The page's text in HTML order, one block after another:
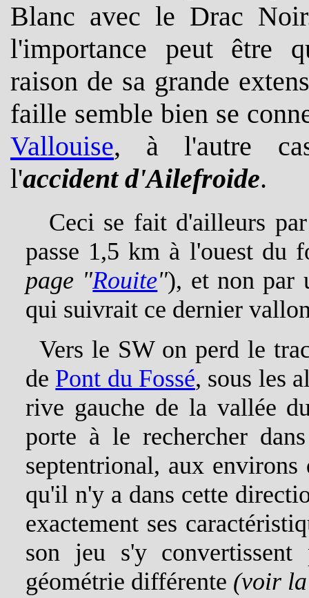
Blanc avec le Drac
l'importance peut être
raison de sa grande
faille semble bien se
Vallouise, à l'autre
l'accident d'Ailefroide.
Ceci se fait d'ailleurs
passe 1,5 km à l'ouest du
page "Rouite"), et non par
qui suivrait ce dernier
Vers le SW on perd le
de Pont du Fossé, sous les
rive gauche de la vallée
porte à le rechercher
septentrional, aux
qu'il n'y a dans cette
exactement ses
son jeu s'y convertissent
géométrie différente (voir